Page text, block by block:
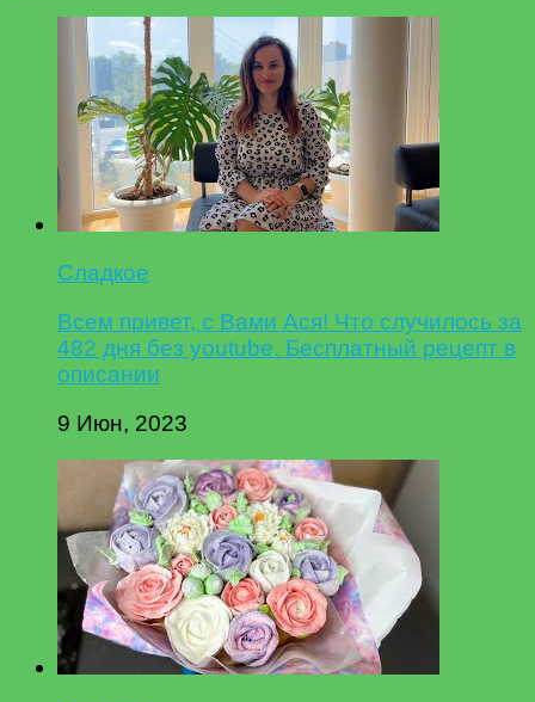
Сладкое
Всем привет, с Вами Ася! Что случилось за
482 дня без youtube. Бесплатный рецепт в
описании
9 Июн, 2023